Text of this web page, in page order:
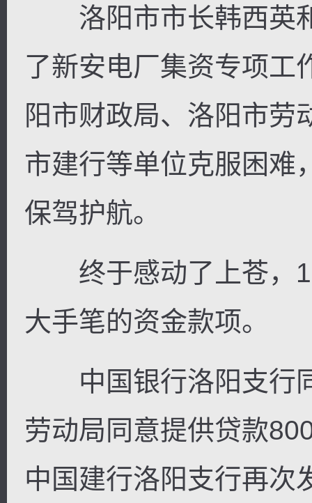
洛阳市市长韩西英
了新安电厂集资专项工
阳市财政局、洛阳市劳
市建行等单位克服困难
保驾护航。
终于感动了上苍，
大手笔的资金款项。
中国银行洛阳支行
劳动局同意提供贷款
中国建行洛阳支行再次